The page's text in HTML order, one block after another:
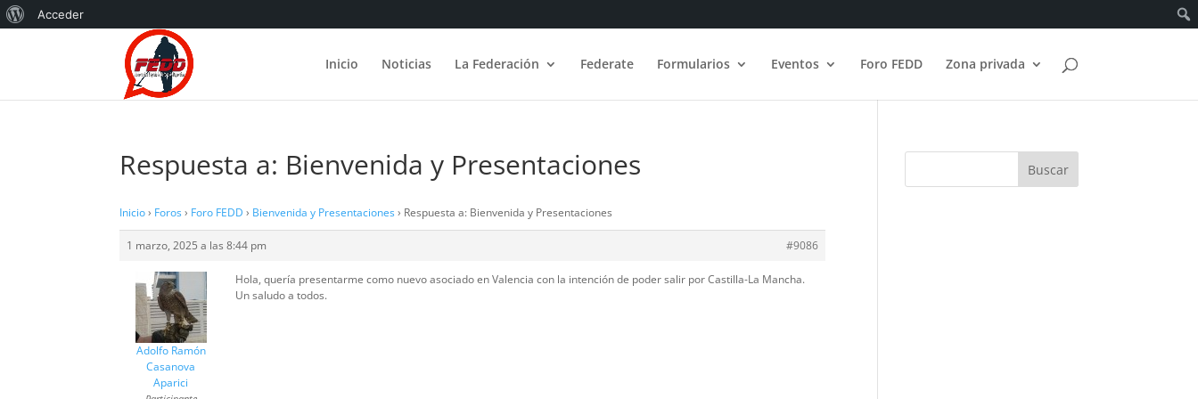
Acerca
Acceder
Inicio Noticias La Federación Federate Formularios Eventos Foro FEDD Zona privada
Respuesta a: Bienvenida y Presentaciones
Inicio › Foros › Foro FEDD › Bienvenida y Presentaciones › Respuesta a: Bienvenida y Presentaciones
1 marzo, 2025 a las 8:44 pm #9086
Adolfo Ramón
Casanova
Aparici
Hola, quería presentarme como nuevo asociado en Valencia con la intención de poder salir por Castilla-La Mancha.
Un saludo a todos.